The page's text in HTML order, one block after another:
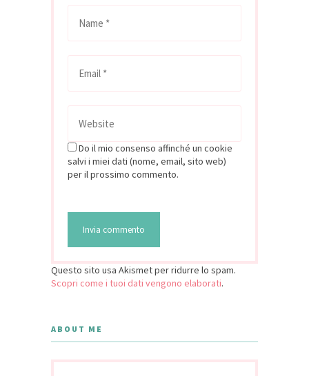
Do il mio consenso affinché un cookie
salvi i miei dati (nome, email, sito web)
per il prossimo commento.
Questo sito usa Akismet per ridurre lo spam.
Scopri come i tuoi dati vengono elaborati.
ABOUT ME